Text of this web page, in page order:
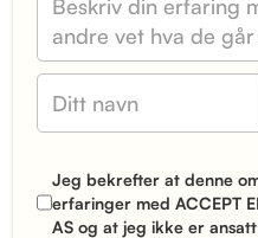
Jeg bekrefter at denne
erfaringer med ACCEPT
AS og at jeg ikke er ansatt